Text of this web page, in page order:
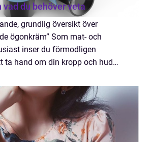
du behöver veta
grundlig översikt över
ögonkräm” Som mat- och
inser du förmodligen
ta hand om din kropp och hud
kan det vara svårt att hi...